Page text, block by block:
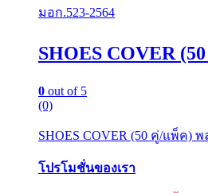
มอก.523-2564
SHOES COVER
0 out of 5
(0)
SHOES COVER (50 คู่/แพ็ค)
โปรโมชั่นของเรา